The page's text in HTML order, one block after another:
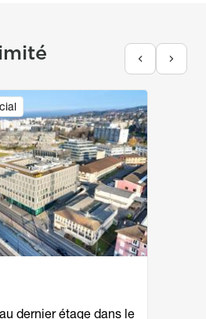
dernier étage dans le